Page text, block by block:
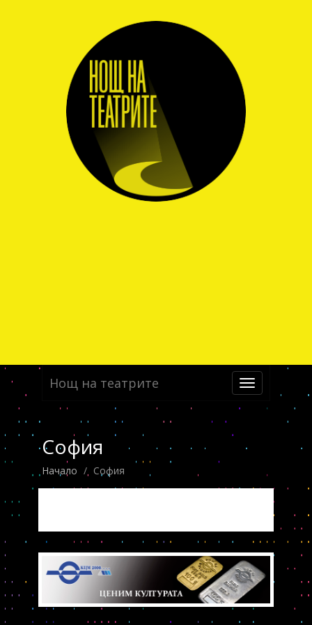
Toggle
Нощ на театрите
София
Начало София